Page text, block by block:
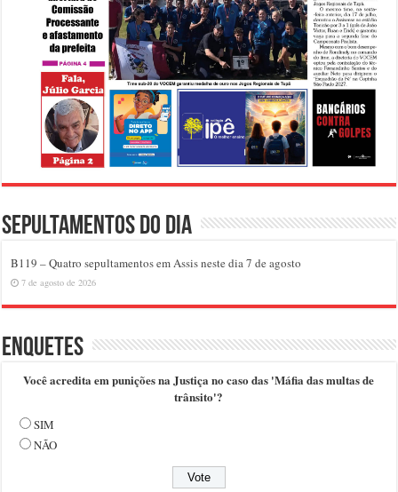
Sepultamentos do dia
B119 – Quatro sepultamentos em Assis neste dia 7 de agosto
7 de agosto de 2026
Enquetes
Você acredita em punições na Justiça no caso das 'Máfia das multas de
trânsito'?
SIM
NÃO